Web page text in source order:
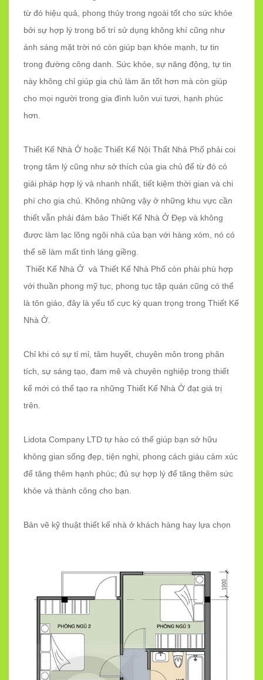
từ đó hiệu quả, phong thủy trong ngoài tốt cho sức khỏe
bởi sự hợp lý trong bố trí sử dụng không khí cũng như
ánh sáng mặt trời nó còn giúp bạn khỏe mạnh, tư tin
trong đường công danh. Sức khỏe, sự năng động, tự tin
này không chỉ giúp gia chủ làm ăn tốt hơn mà còn giúp
cho mọi người trong gia đình luôn vui tươi, hạnh phúc
hơn.
Thiết Kế Nhà Ở hoặc Thiết Kế Nội Thất Nhà Phố phải coi
trọng tâm lý cũng như sở thích của gia chủ để từ đó có
giải pháp hợp lý và nhanh nhất, tiết kiệm thời gian và chi
phí cho gia chủ. Không những vậy ở những khu vực cần
thiết vẫn phải đảm bảo Thiết Kế Nhà Ở Đẹp và không
được làm lạc lõng ngôi nhà của bạn với hàng xóm, nó có
thể sẽ làm mất tình láng giềng.
Thiết Kế Nhà Ở và Thiết Kế Nhà Phố còn phải phù hợp
với thuần phong mỹ tục, phong tục tập quán cũng có thể
là tôn giáo, đây là yếu tố cực kỳ quan trọng trong Thiết Kế
Nhà Ở.
Chỉ khi có sự tỉ mỉ, tâm huyết, chuyên môn trong phân
tích, sự sáng tạo, đam mê và chuyên nghiệp trong thiết
kế mới có thể tạo ra những Thiết Kế Nhà Ở đạt giá trị
trên.
Lidota Company LTD tự hào có thể giúp bạn sở hữu
không gian sống đẹp, tiện nghi, phong cách giàu cảm xúc
để tăng thêm hạnh phúc; đủ sự hợp lý để tăng thêm sức
khỏe và thành công cho bạn.
Bản vẽ kỹ thuật thiết kế nhà ở khách hàng hay lựa chọn